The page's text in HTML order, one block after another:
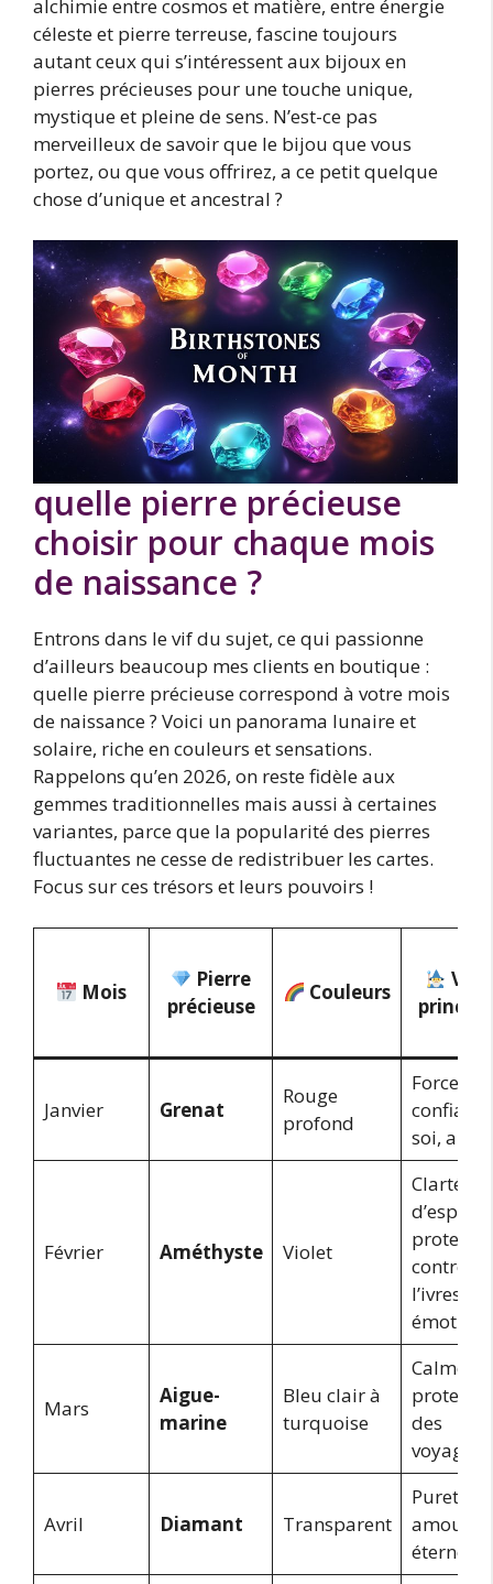
alchimie entre cosmos et matière, entre énergie
céleste et pierre terreuse, fascine toujours
autant ceux qui s’intéressent aux bijoux en
pierres précieuses pour une touche unique,
mystique et pleine de sens. N’est-ce pas
merveilleux de savoir que le bijou que vous
portez, ou que vous offrirez, a ce petit quelque
chose d’unique et ancestral ?
quelle pierre précieuse
choisir pour chaque mois
de naissance ?
Entrons dans le vif du sujet, ce qui passionne
d’ailleurs beaucoup mes clients en boutique :
quelle pierre précieuse correspond à votre mois
de naissance ? Voici un panorama lunaire et
solaire, riche en couleurs et sensations.
Rappelons qu’en 2026, on reste fidèle aux
gemmes traditionnelles mais aussi à certaines
variantes, parce que la popularité des pierres
fluctuantes ne cesse de redistribuer les cartes.
Focus sur ces trésors et leurs pouvoirs !
Mois
Pierre
précieuse
Couleurs
Janvier Grenat
Rouge
profond
Force,
soi,
Février Améthyste Violet
Clarté
d’esprit,
contre
l’ivresse
Mars
Aigue-
marine
Bleu clair à
turquoise
Calme,
des
Avril Diamant Transparent
Pureté,
amour
éternel